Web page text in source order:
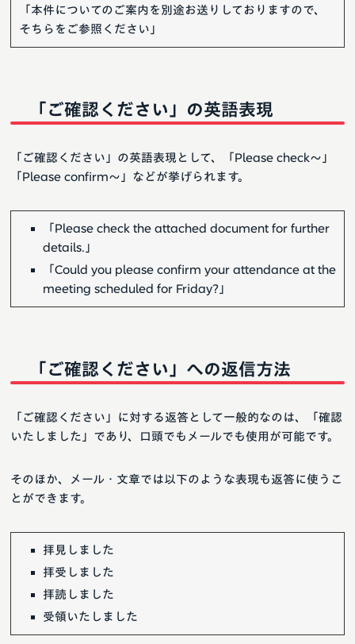
「本件についてのご案内を別途お送りしておりますので、
そちらをご参照ください」
「ご確認ください」の英語表現
「ご確認ください」の英語表現として、「Please check〜」
「Please confirm〜」などが挙げられます。
「Please check the attached document for further
details.」
「Could you please confirm your attendance at the
meeting scheduled for Friday?」
「ご確認ください」への返信方法
「ご確認ください」に対する返答として一般的なのは、「確認
いたしました」であり、口頭でもメールでも使用が可能です。
そのほか、メール・文章では以下のような表現も返答に使うこ
とができます。
拝見しました
拝受しました
拝読しました
受領いたしました